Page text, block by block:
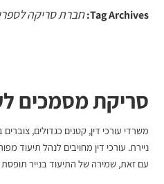
Tag Archives: חברת סריקה
סריקת מסמכים
משרדי עורכי דין, קטנים כגדולים,
ניירת. עורכי דין מחויבים לנהל תיעוד
עם זאת, שמירה של התיעוד בנייר